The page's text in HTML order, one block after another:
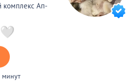
комплекс Ап-
минут